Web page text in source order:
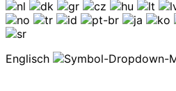
Englisch